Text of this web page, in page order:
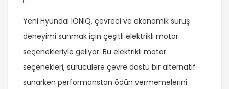
Yeni Hyundai IONIQ, çevreci ve ekonomik sürüş
deneyimi sunmak için çeşitli elektrikli motor
seçenekleriyle geliyor. Bu elektrikli motor
seçenekleri, sürücülere çevre dostu bir alternatif
sunarken performanstan ödün vermemelerini